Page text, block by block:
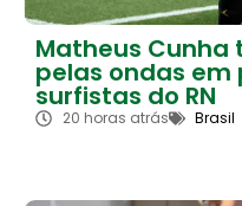
Matheus
pelas ondas
surfistas do RN
20 horas atrás Brasil